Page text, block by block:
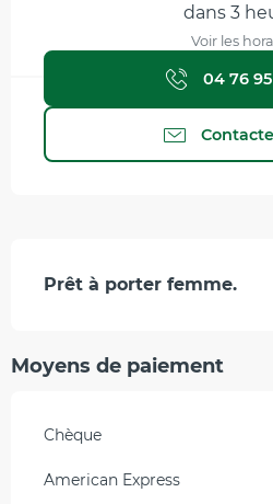
dans 3
Voir les
04 76
Description
Prêt à porter femme.
Moyens de paiement
Chèque
American Express